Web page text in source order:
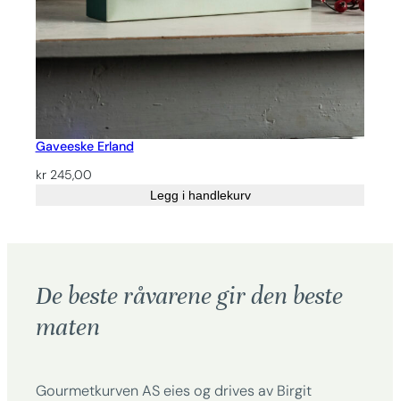
Gaveeske Erland
kr245,00
Legg i handlekurv
De beste råvarene gir den beste
maten
Gourmetkurven AS eies og drives av Birgit